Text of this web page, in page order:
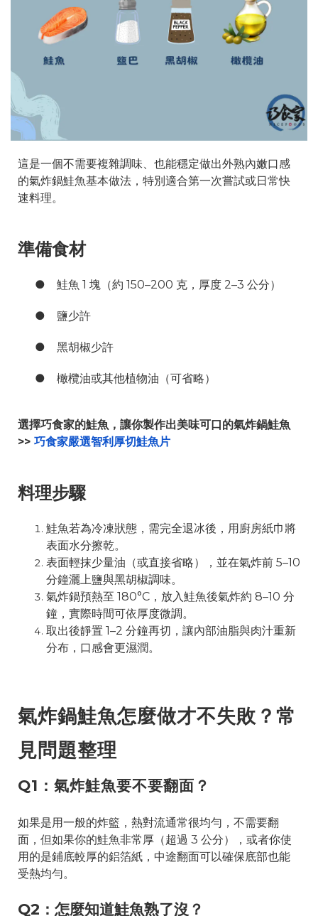
這是一個不需要複雜調味、也能穩定做出外熟內嫩口感
的氣炸鍋鮭魚基本做法，特別適合第一次嘗試或日常快
速料理。
準備食材
● 鮭魚 1 塊（約 150–200 克，厚度 2–3 公分）
● 鹽少許
● 黑胡椒少許
● 橄欖油或其他植物油（可省略）
選擇巧食家的鮭魚，讓你製作出美味可口的氣炸鍋鮭魚
>> 巧食家嚴選智利厚切鮭魚片
料理步驟
鮭魚若為冷凍狀態，需完全退冰後，用廚房紙巾將
表面水分擦乾。
表面輕抹少量油（或直接省略），並在氣炸前 5–10
分鐘灑上鹽與黑胡椒調味。
氣炸鍋預熱至 180°C，放入鮭魚後氣炸約 8–10 分
鐘，實際時間可依厚度微調。
取出後靜置 1–2 分鐘再切，讓內部油脂與肉汁重新
分布，口感會更濕潤。
氣炸鍋鮭魚怎麼做才不失敗？常
見問題整理
Q1：氣炸鮭魚要不要翻面？
如果是用一般的炸籃，熱對流通常很均勻，不需要翻
面，但如果你的鮭魚非常厚（超過 3 公分），或者你使
用的是鋪底較厚的鋁箔紙，中途翻面可以確保底部也能
受熱均勻。
Q2：怎麼知道鮭魚熟了沒？